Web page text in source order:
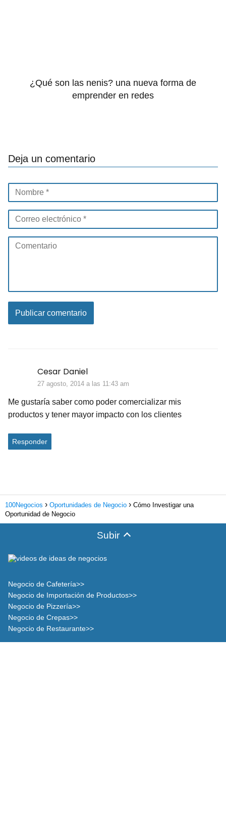
¿Qué son las nenis? una nueva forma de
emprender en redes
Cesar Daniel
27 agosto, 2014 a las 11:43 am
Me gustaría saber como poder comercializar mis
productos y tener mayor impacto con los clientes
Responder
Deja un comentario
100Negocios Oportunidades de Negocio
Cómo Investigar una
Oportunidad de Negocio
Subir
Negocio de Cafetería>>
Negocio de Importación de Productos>>
Negocio de Pizzería>>
Negocio de Crepas>>
Negocio de Restaurante>>